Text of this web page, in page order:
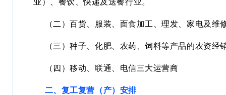
业）、餐饮、快递及送餐行业。
（二）百货、服装、面食加工、理发、家电及维
（三）种子、化肥、农药、饲料等产品的农资经
（四）移动、联通、电信三大运营商
二、复工复营（产）安排